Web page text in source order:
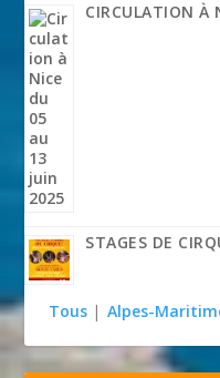
CIRCULATION À
STAGES DE
Tous | Alpes-